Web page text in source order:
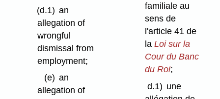
(d.1) an
allegation of
wrongful
dismissal from
employment;
(e) an
allegation of
familiale au
sens de
l'article 41 de
la Loi sur la
Cour du Banc
du Roi;
d.1) une